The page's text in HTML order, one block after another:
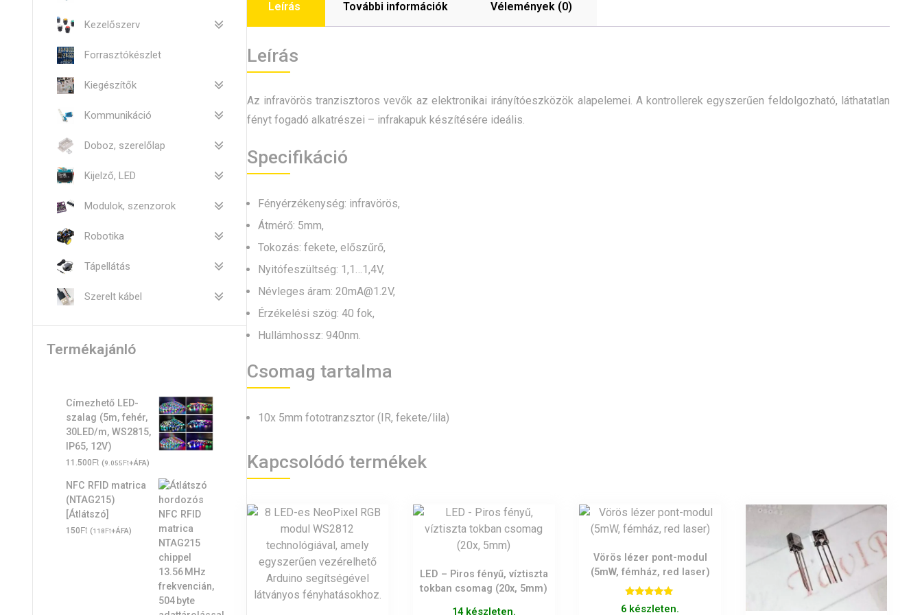
Leírás További információk Vélemények (0)
Leírás
Az infravörös tranzisztoros vevők az elektronikai irányítóeszközök alapelemei. A kontrollerek egyszerűen feldolgozható, láthatatlan
fényt fogadó alkatrészei – infrakapuk készítésére ideális.
Specifikáció
Fényérzékenység: infravörös,
Átmérő: 5mm,
Tokozás: fekete, előszűrő,
Nyitófeszültség: 1,1…1,4V,
Névleges áram: 20mA@1.2V,
Érzékelési szög: 40 fok,
Hullámhossz: 940nm.
Csomag tartalma
10x 5mm fototranzsztor (IR, fekete/lila)
Kapcsolódó termékek
LED – Piros fényű, víztiszta
tokban csomag (20x, 5mm)
14 készleten.
Vörös lézer pont-modul
(5mW, fémház, red laser)
Értékelés:
5.00
6 készleten.
Kezelőszerv
Forrasztókészlet
Kiegészítők
Kommunikáció
Doboz, szerelőlap
Kijelző, LED
Modulok, szenzorok
Robotika
Tápellátás
Szerelt kábel
Termékajánló
Címezhető LED-
szalag (5m, fehér,
30LED/m, WS2815,
IP65, 12V)
11.500Ft (9.055Ft+ÁFA)
NFC RFID matrica
(NTAG215)
[Átlátszó]
150Ft (118Ft+ÁFA)